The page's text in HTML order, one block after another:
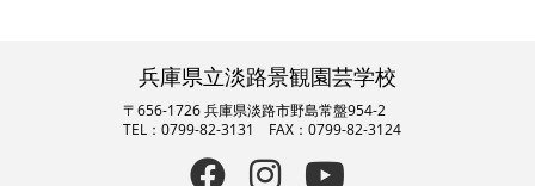
兵庫県立淡路景観園芸学校
〒656-1726 兵庫県淡路市野島常盤954-2
TEL：0799-82-3131 FAX：0799-82-3124